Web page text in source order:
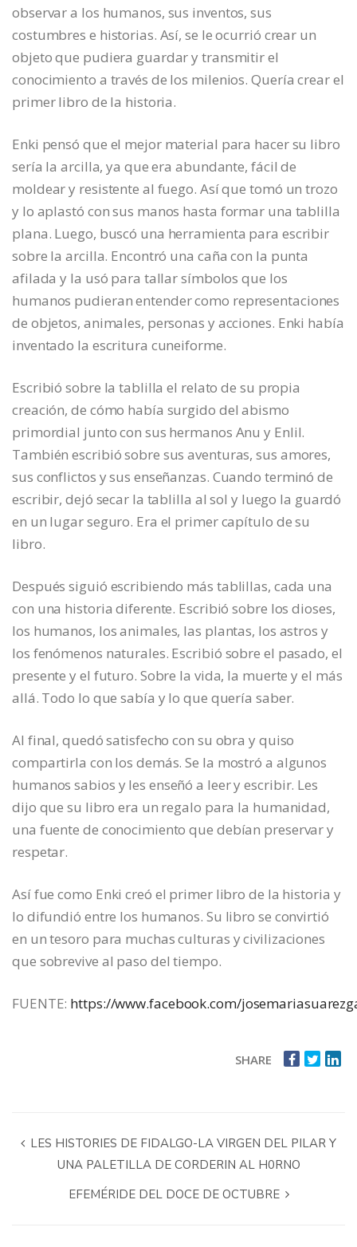
observar a los humanos, sus inventos, sus
costumbres e historias. Así, se le ocurrió crear un
objeto que pudiera guardar y transmitir el
conocimiento a través de los milenios. Quería crear el
primer libro de la historia.
Enki pensó que el mejor material para hacer su libro
sería la arcilla, ya que era abundante, fácil de
moldear y resistente al fuego. Así que tomó un trozo
y lo aplastó con sus manos hasta formar una tablilla
plana. Luego, buscó una herramienta para escribir
sobre la arcilla. Encontró una caña con la punta
afilada y la usó para tallar símbolos que los
humanos pudieran entender como representaciones
de objetos, animales, personas y acciones. Enki había
inventado la escritura cuneiforme.
Escribió sobre la tablilla el relato de su propia
creación, de cómo había surgido del abismo
primordial junto con sus hermanos Anu y Enlil.
También escribió sobre sus aventuras, sus amores,
sus conflictos y sus enseñanzas. Cuando terminó de
escribir, dejó secar la tablilla al sol y luego la guardó
en un lugar seguro. Era el primer capítulo de su
libro.
Después siguió escribiendo más tablillas, cada una
con una historia diferente. Escribió sobre los dioses,
los humanos, los animales, las plantas, los astros y
los fenómenos naturales. Escribió sobre el pasado, el
presente y el futuro. Sobre la vida, la muerte y el más
allá. Todo lo que sabía y lo que quería saber.
Al final, quedó satisfecho con su obra y quiso
compartirla con los demás. Se la mostró a algunos
humanos sabios y les enseñó a leer y escribir. Les
dijo que su libro era un regalo para la humanidad,
una fuente de conocimiento que debían preservar y
respetar.
Así fue como Enki creó el primer libro de la historia y
lo difundió entre los humanos. Su libro se convirtió
en un tesoro para muchas culturas y civilizaciones
que sobrevive al paso del tiempo.
FUENTE: https://www.facebook.com/
SHARE
LES HISTORIES DE FIDALGO-LA VIRGEN DEL PILAR Y
UNA PALETILLA DE CORDERIN AL H0RNO
EFEMÉRIDE DEL DOCE DE OCTUBRE